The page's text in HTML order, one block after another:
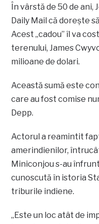
În vârstă de 50 de
Daily Mail că doreşte
Acest „cadou” îl va
terenului, James
milioane de dolari.
Această sumă este
care au fost comise
Depp.
Actorul a reamintit
amerindienilor,
Miniconjou s-au
cunoscută în istoria
triburile indiene.
„Este un loc atât de